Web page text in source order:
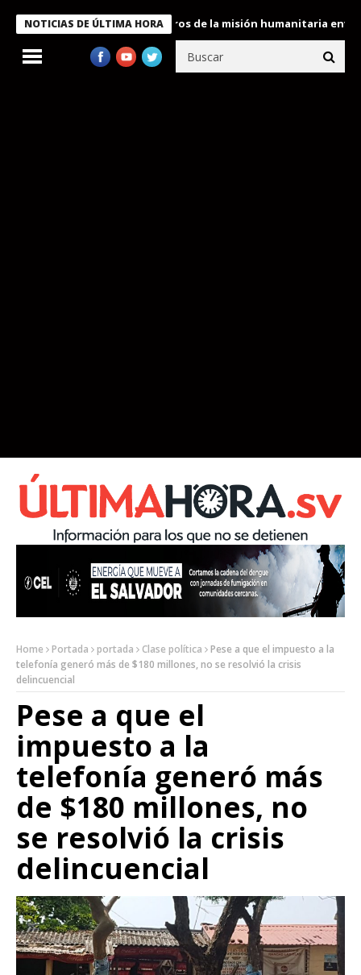
NOTICIAS DE ÚLTIMA HORA
condecora a miembros de la misión humanitaria enviada a
Home Portada portada Clase política
Pese a que el impuesto a la
telefonía generó más de $180 millones, no se resolvió la crisis
delincuencial
Pese a que el
impuesto a la
telefonía generó más
de $180 millones, no
se resolvió la crisis
delincuencial